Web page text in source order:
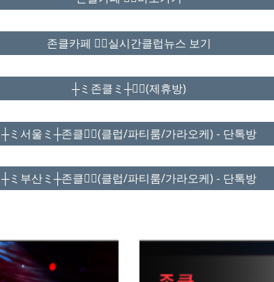
존클카페 ❤️‍🔥실시간클럽뉴스 보기
┼ミ존클ミ┼❤️‍🔥(제휴방)
┼ミ서울ミ┼존클❤️‍🔥(클럽/파티룸/가라오케) - 단톡방
┼ミ부산ミ┼존클❤️‍🔥(클럽/파티룸/가라오케) - 단톡방